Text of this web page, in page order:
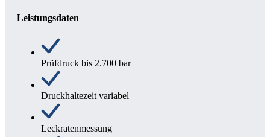
Leistungsdaten
Prüfdruck bis 2.700 bar
Druckhaltezeit variabel
Leckratenmessung